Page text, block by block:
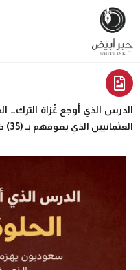
العثمانيين الذي يفوقهم بـ (35) ضعفًا